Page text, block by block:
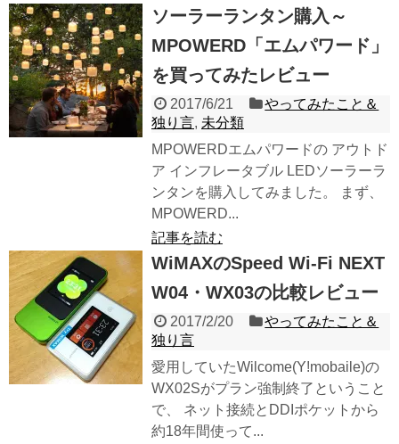
ソーラーランタン購入～
MPOWERD「エムパワード」
を買ってみたレビュー
2017/6/21
やってみたこと＆
独り言, 未分類
MPOWERDエムパワードの アウトド
ア インフレータブル LEDソーラーラ
ンタンを購入してみました。 まず、
MPOWERD...
記事を読む
WiMAXのSpeed Wi-Fi NEXT
W04・WX03の比較レビュー
2017/2/20
やってみたこと＆
独り言
愛用していたWilcome(Y!mobaile)の
WX02Sがプラン強制終了ということ
で、 ネット接続とDDIポケットから
約18年間使って...